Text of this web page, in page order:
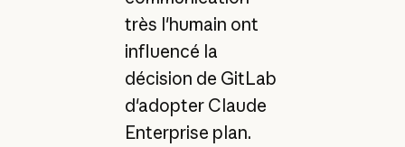
très l'humain ont
influencé la
décision de GitLab
d'adopter Claude
Enterprise plan.